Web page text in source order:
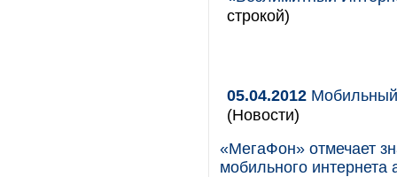
строкой)
05.04.2012
(Новости)
«МегаФон» отмечает
мобильного